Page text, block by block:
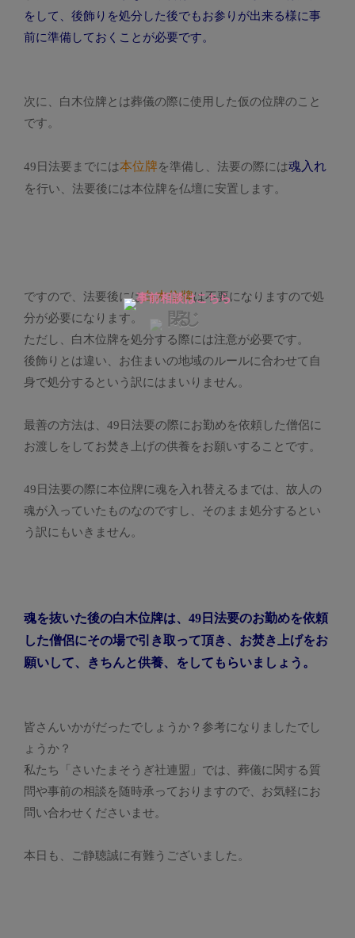
をして、後飾りを処分した後でもお参りが出来る様に事
前に準備しておくことが必要です。
次に、白木位牌とは葬儀の際に使用した仮の位牌のこと
です。
49日法要までには本位牌を準備し、法要の際には魂入れ
を行い、法要後には本位牌を仏壇に安置します。
ですので、法要後には白木位牌は不要になりますので処
分が必要になります。
ただし、白木位牌を処分する際には注意が必要です。
後飾りとは違い、お住まいの地域のルールに合わせて自
身で処分するという訳にはまいりません。
最善の方法は、49日法要の際にお勤めを依頼した僧侶に
お渡しをしてお焚き上げの供養をお願いすることです。
49日法要の際に本位牌に魂を入れ替えるまでは、故人の
魂が入っていたものなのですし、そのまま処分するとい
う訳にもいきません。
魂を抜いた後の白木位牌は、49日法要のお勤めを依頼
した僧侶にその場で引き取って頂き、お焚き上げをお
願いして、きちんと供養、をしてもらいましょう。
皆さんいかがだったでしょうか？参考になりましたでし
ょうか？
私たち「さいたまそうぎ社連盟」では、葬儀に関する質
問や事前の相談を随時承っておりますので、お気軽にお
問い合わせくださいませ。
本日も、ご静聴誠に有難うございました。